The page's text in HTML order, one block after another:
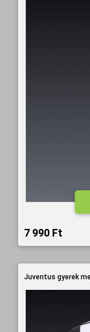
7 990 Ft‎
Juventus gyerek